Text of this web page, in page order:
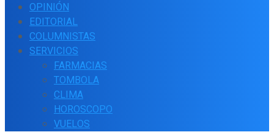
OPINIÓN
EDITORIAL
COLUMNISTAS
SERVICIOS
FARMACIAS
TOMBOLA
CLIMA
HOROSCOPO
VUELOS